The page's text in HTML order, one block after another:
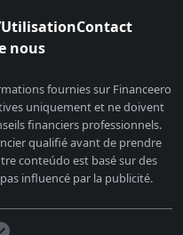
Contact
nous
fournies sur Financeero
uniquement et ne doivent
financiers professionnels.
qualifié avant de prendre
conteúdo est basé sur des
influencé par la publicité.